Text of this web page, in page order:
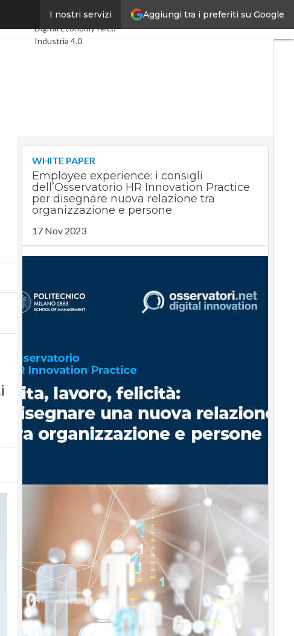
Aggiungi tra i preferiti su Google
I nostri servizi
Ultimi articoli
Digital EconomyTelco
Industria 4.0
WHITE PAPER
Employee experience: i consigli
dell’Osservatorio HR Innovation Practice
per disegnare nuova relazione tra
organizzazione e persone
17 Nov 2023